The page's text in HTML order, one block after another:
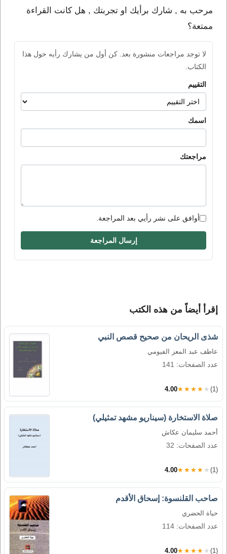
مرحب به , شارك برأيك او تجربتك , هل كانت القراءة
ممتعة؟
لا توجد مراجعات منشورة بعد. كن أول من يشارك رأيه حول هذا
الكتاب.
التقييم
اسمك
مراجعتك
أوافق على نشر رأيي بعد المراجعة.
إرسال المراجعة
إقرأ أيضاً من هذه الكتب
شذى الريحان من صحيح قصص النبي
عاطف عبد المعز الفيومي
عدد الصفحات: 141
4.00★★★★★ (1)
صلاة الاستخارة (سيناريو مشهد تمثيلي)
أحمد سليمان عكاش
عدد الصفحات: 32
4.00★★★★★ (1)
صاحب القلنسوة: إسحاق الأقدم
حياة الحضري
عدد الصفحات: 114
4.00★★★★★ (1)